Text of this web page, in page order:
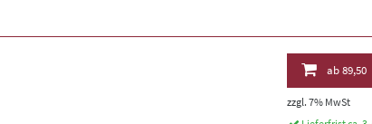
ab89,50
zzgl. 7% MwSt